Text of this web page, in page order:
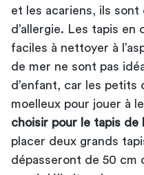
et les acariens, ils sont
d’allergie. Les tapis en
faciles à nettoyer à
de mer ne sont pas
d’enfant, car les petits
moelleux pour jouer à
choisir pour le tapis de
placer deux grands
dépasseront de 50 cm